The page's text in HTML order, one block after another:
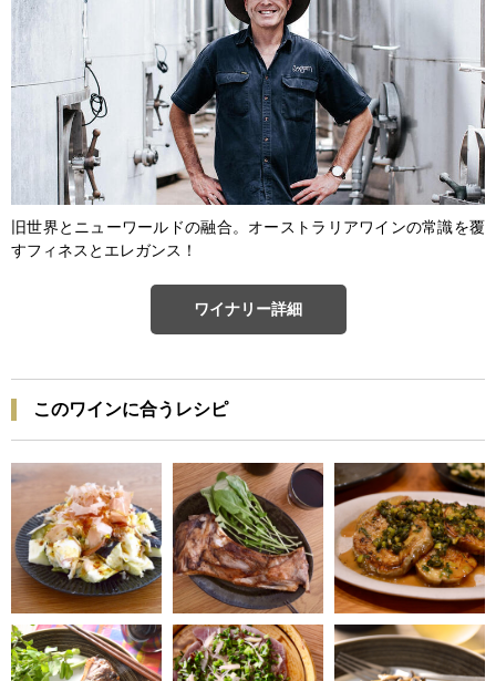
旧世界とニューワールドの融合。オーストラリアワインの常識を覆
すフィネスとエレガンス！
ワイナリー詳細
このワインに合うレシピ